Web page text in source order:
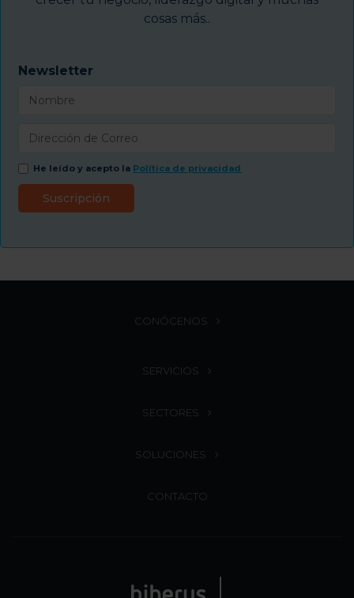
cosas más..
Newsletter
He leído y acepto la Política de privacidad
CONÓCENOS
SERVICIOS
SECTORES
SOLUCIONES
CONTACTO